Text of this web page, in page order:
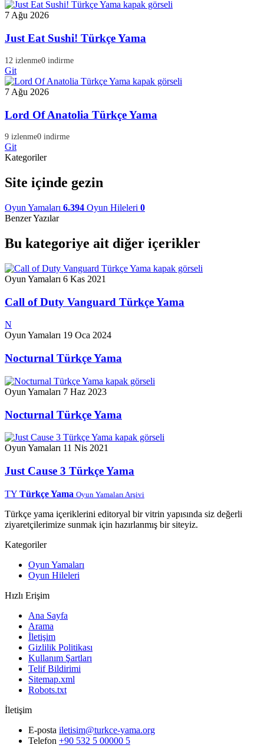
7 Ağu 2026
Just Eat Sushi! Türkçe Yama
12 izlenme0 indirme
Git
7 Ağu 2026
Lord Of Anatolia Türkçe Yama
9 izlenme0 indirme
Git
Kategoriler
Site içinde gezin
Oyun Yamaları 6.394 Oyun Hileleri 0
Benzer Yazılar
Bu kategoriye ait diğer içerikler
Oyun Yamaları 6 Kas 2021
Call of Duty Vanguard Türkçe Yama
N
Oyun Yamaları 19 Oca 2024
Nocturnal Türkçe Yama
Oyun Yamaları 7 Haz 2023
Nocturnal Türkçe Yama
Oyun Yamaları 11 Nis 2021
Just Cause 3 Türkçe Yama
TY Türkçe Yama Oyun Yamaları Arşivi
Türkçe yama içeriklerini editoryal bir vitrin yapısında siz değerli
ziyaretçilerimize sunmak için hazırlanmış bir siteyiz.
Kategoriler
Oyun Yamaları
Oyun Hileleri
Hızlı Erişim
Ana Sayfa
Arama
İletişim
Gizlilik Politikası
Kullanım Şartları
Telif Bildirimi
Sitemap.xml
Robots.txt
İletişim
E-posta iletisim@turkce-yama.org
Telefon +90 532 5 00000 5